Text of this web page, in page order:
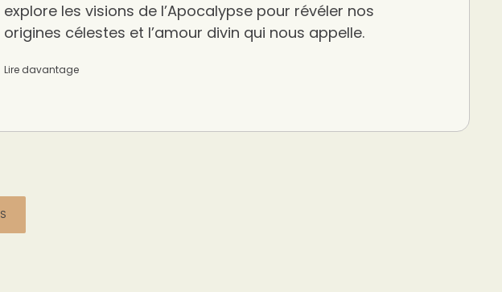
explore les visions de l’Apocalypse pour révéler nos
origines célestes et l’amour divin qui nous appelle.
Lire davantage